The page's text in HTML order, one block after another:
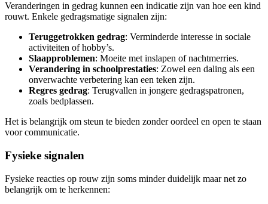
Veranderingen in gedrag kunnen een indicatie zijn van hoe een kind
rouwt. Enkele gedragsmatige signalen zijn:
Teruggetrokken gedrag: Verminderde interesse in sociale
activiteiten of hobby’s.
Slaapproblemen: Moeite met inslapen of nachtmerries.
Verandering in schoolprestaties: Zowel een daling als een
onverwachte verbetering kan een teken zijn.
Regres gedrag: Terugvallen in jongere gedragspatronen,
zoals bedplassen.
Het is belangrijk om steun te bieden zonder oordeel en open te staan
voor communicatie.
Fysieke signalen
Fysieke reacties op rouw zijn soms minder duidelijk maar net zo
belangrijk om te herkennen: